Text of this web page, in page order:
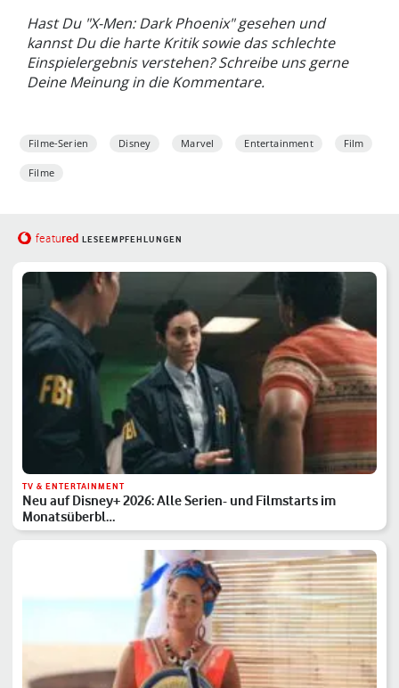
Hast Du "X-Men: Dark Phoenix" gesehen und
kannst Du die harte Kritik sowie das schlechte
Einspielergebnis verstehen? Schreibe uns gerne
Deine Meinung in die Kommentare.
Filme-Serien Disney Marvel Entertainment Film
Filme
featured LESEEMPFEHLUNGEN
TV & ENTERTAINMENT
Neu auf Disney+ 2026: Alle Serien- und Filmstarts im
Monatsüberbl…